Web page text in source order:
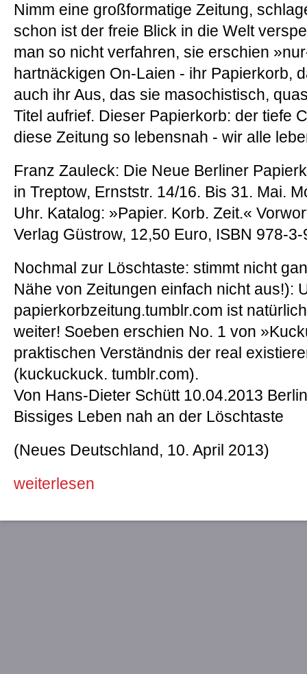
Nimm eine großformatige Zeitung,
schon ist der freie Blick in die Welt
man so nicht verfahren, sie erschien
hartnäckigen On-Laien - ihr Papierkorb,
auch ihr Aus, das sie masochistisch,
Titel aufrief. Dieser Papierkorb: der tiefe
diese Zeitung so lebensnah - wir alle
Franz Zauleck: Die Neue Berliner
in Treptow, Ernststr. 14/16. Bis 31. Mai.
Uhr. Katalog: »Papier. Korb. Zeit.«
Verlag Güstrow, 12,50 Euro, ISBN 978-
Nochmal zur Löschtaste: stimmt nicht
Nähe von Zeitungen einfach nicht aus!):
papierkorbzeitung.tumblr.com ist
weiter! Soeben erschien No. 1 von
praktischen Verständnis der real
(kuckuckuck. tumblr.com).
Von Hans-Dieter Schütt 10.04.2013
Bissiges Leben nah an der Löschtaste
(Neues Deutschland, 10. April 2013)
weiterlesen